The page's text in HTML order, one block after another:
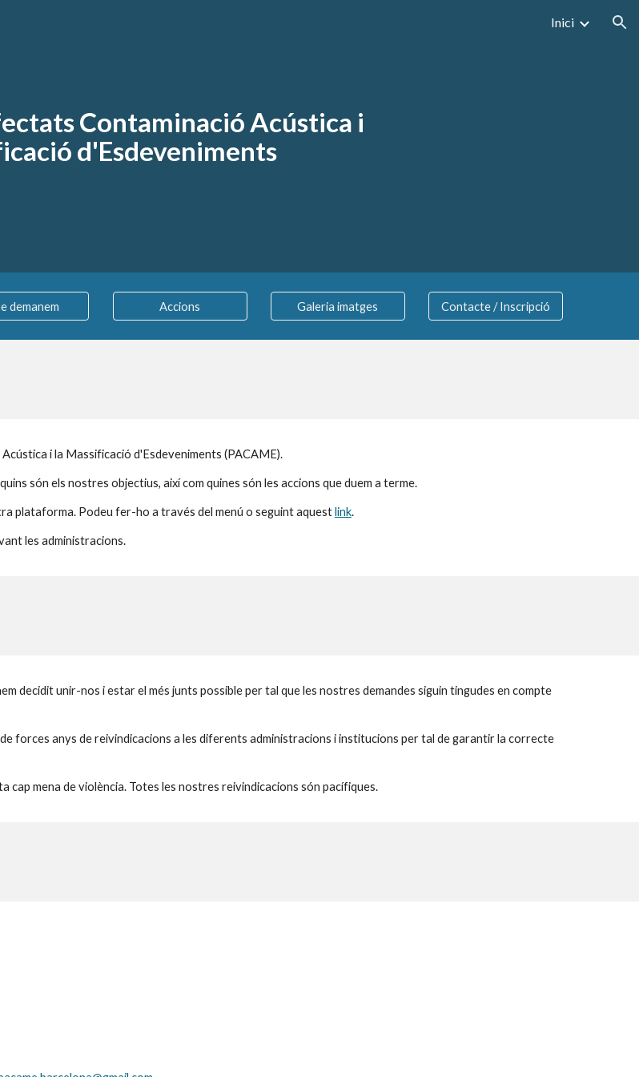
Inici
Contaminació Acústica i
d'Esdeveniments
demanem Accions Galeria imatges Contacte / Inscripció
i la Massificació d'Esdeveniments (PACAME).
són els nostres objectius, així com quines són les accions que duem a terme.
plataforma. Podeu fer-ho a través del menú o seguint aquest link.
les administracions.
decidit unir-nos i estar el més junts possible per tal que les nostres demandes siguin tingudes en compte
forces anys de reivindicacions a les diferents administracions i institucions per tal de garantir la correcte
mena de violència. Totes les nostres reivindicacions són pacífiques.